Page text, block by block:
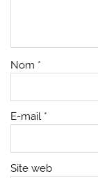
Nom *
E-mail *
Site web